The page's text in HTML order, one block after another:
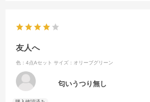
友人へ
色：4点Aセット サイズ：オリーブグリーン
匂いうつり無し